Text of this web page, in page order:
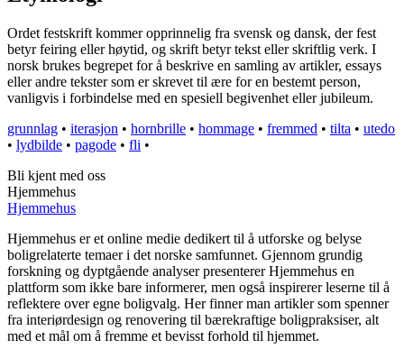
Ordet festskrift kommer opprinnelig fra svensk og dansk, der fest
betyr feiring eller høytid, og skrift betyr tekst eller skriftlig verk. I
norsk brukes begrepet for å beskrive en samling av artikler, essays
eller andre tekster som er skrevet til ære for en bestemt person,
vanligvis i forbindelse med en spesiell begivenhet eller jubileum.
grunnlag • iterasjon • hornbrille • hommage • fremmed • tilta • utedo
• lydbilde • pagode • fli •
Bli kjent med oss
Hjemmehus
Hjemmehus
Hjemmehus er et online medie dedikert til å utforske og belyse
boligrelaterte temaer i det norske samfunnet. Gjennom grundig
forskning og dyptgående analyser presenterer Hjemmehus en
plattform som ikke bare informerer, men også inspirerer leserne til å
reflektere over egne boligvalg. Her finner man artikler som spenner
fra interiørdesign og renovering til bærekraftige boligpraksiser, alt
med et mål om å fremme et bevisst forhold til hjemmet.